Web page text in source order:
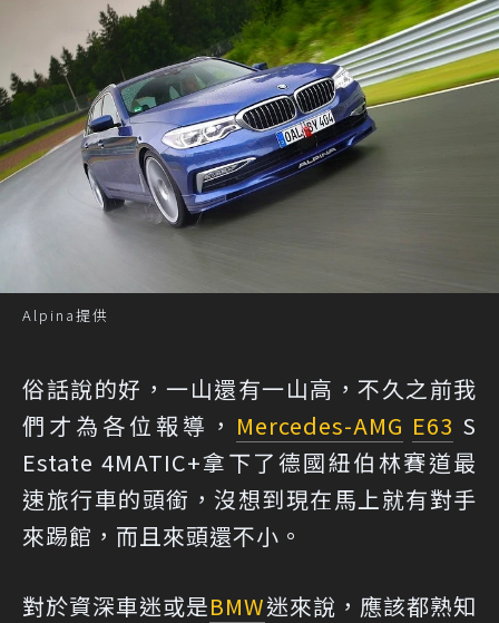
Alpina提供
俗話說的好，一山還有一山高，不久之前我
們才為各位報導， Mercedes-AMG E63 S
Estate 4MATIC+拿下了德國紐伯林賽道最
速旅行車的頭銜 ，沒想到現在馬上就有對手
來踢館，而且來頭還不小。
對於資深車迷或是BMW迷來說，應該都熟知